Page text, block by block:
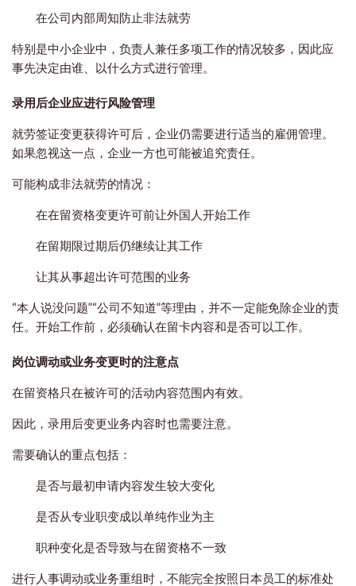
在公司内部周知防止非法就劳
特别是中小企业中，负责人兼任多项工作的情况较多，因此应
事先决定由谁、以什么方式进行管理。
录用后企业应进行风险管理
就劳签证变更获得许可后，企业仍需要进行适当的雇佣管理。
如果忽视这一点，企业一方也可能被追究责任。
可能构成非法就劳的情况：
在在留资格变更许可前让外国人开始工作
在留期限过期后仍继续让其工作
让其从事超出许可范围的业务
“本人说没问题”“公司不知道”等理由，并不一定能免除企业的责
任。开始工作前，必须确认在留卡内容和是否可以工作。
岗位调动或业务变更时的注意点
在留资格只在被许可的活动内容范围内有效。
因此，录用后变更业务内容时也需要注意。
需要确认的重点包括：
是否与最初申请内容发生较大变化
是否从专业职变成以单纯作业为主
职种变化是否导致与在留资格不一致
进行人事调动或业务重组时，不能完全按照日本员工的标准处